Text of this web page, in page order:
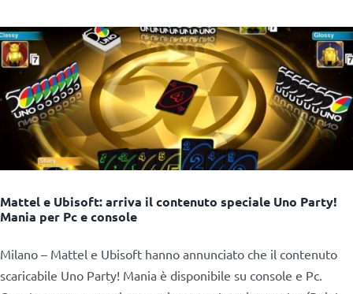
Mattel e Ubisoft: arriva il contenuto speciale Uno Party!
Mania per Pc e console
Milano – Mattel e Ubisoft hanno annunciato che il contenuto
scaricabile Uno Party! Mania è disponibile su console e Pc.